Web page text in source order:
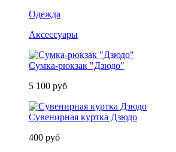
Одежда
Аксессуары
Сумка-рюкзак "Дзюдо"
5 100 руб
Сувенирная куртка Дзюдо
400 руб